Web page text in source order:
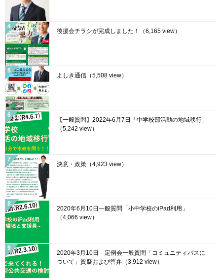
後援会チラシが完成しました！ （6,165 view）
よしき通信 （5,508 view）
【一般質問】2022年6月7日「中学校部活動の地域移行」
（5,242 view）
決意・政策 （4,923 view）
2020年6月10日一般質問「小中学校のiPad利用」
（4,066 view）
2020年3月10日 定例会一般質問「コミュニティバスに
ついて」質疑および答弁 （3,912 view）